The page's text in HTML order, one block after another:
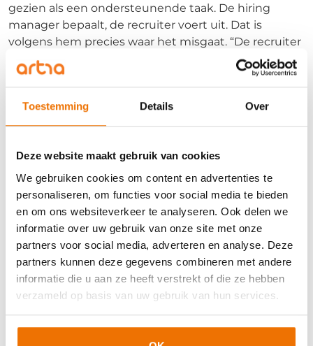
Toestemming Details Over
Deze website maakt gebruik van cookies
We gebruiken cookies om content en advertenties te
personaliseren, om functies voor social media te bieden
en om ons websiteverkeer te analyseren. Ook delen we
informatie over uw gebruik van onze site met onze
partners voor social media, adverteren en analyse. Deze
partners kunnen deze gegevens combineren met andere
informatie die u aan ze heeft verstrekt of die ze hebben
verzameld op basis van uw gebruik van hun services.
gezien als een ondersteunende taak. De hiring
manager bepaalt, de recruiter voert uit. Dat is
volgens hem precies waar het misgaat. “De recruiter
is de expert van de arbeidsmarkt. Dan mag je ook als
expert optreden. Dat betekent: doorvragen.
Teruggeven. En soms zeggen dat iets niet realistisch
is.”
En dat vertrouwen ontstaat niet vanzelf.
Joris is daar praktisch in. “Vraag gewoon wat iemand
nodig heeft om jou te vertrouwen. Dat klinkt
spannend, maar daar begint echte samenwerking.”
Waarom een training wel of niet
landt
Veel organisaties worstelen met de vraag: hoe zorg